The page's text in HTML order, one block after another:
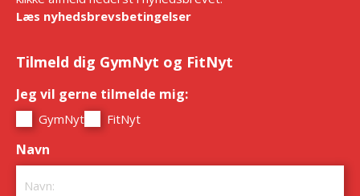
Læs nyhedsbrevsbetingelser
Tilmeld dig GymNyt og FitNyt
Jeg vil gerne tilmelde mig:
GymNyt FitNyt
Navn